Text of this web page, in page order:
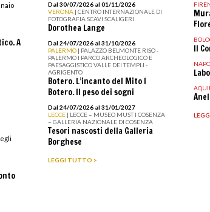
A
Dal 30/07/2026 al 01/11/2026
VERONA | CENTRO INTERNAZIONALE DI
FOTOGRAFIA SCAVI SCALIGERI
Dorothea Lange
Dal 24/07/2026 al 31/10/2026
PALERMO | PALAZZO BELMONTE RISO -
PALERMO I PARCO ARCHEOLOGICO E
PAESAGGISTICO VALLE DEI TEMPLI -
AGRIGENTO
Botero. L’incanto del Mito I
Botero. Il peso dei sogni
Dal 24/07/2026 al 31/01/2027
LECCE | LECCE – MUSEO MUST I COSENZA
– GALLERIA NAZIONALE DI COSENZA
Tesori nascosti della Galleria
Borghese
LEGGI TUTTO >
Il